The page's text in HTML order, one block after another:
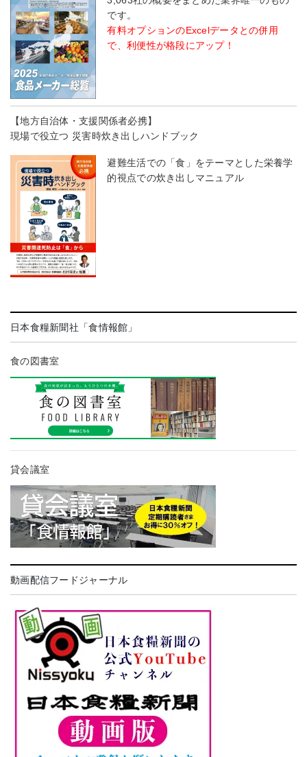
です。
有料オプションのExcelデータとの併用
で、利便性が格段にアップ！
【地方自治体・支援関係者必携】
現場で役立つ 災害時炊き出しハンドブック
避難生活での「食」をテーマとした栄養学
的視点での炊き出しマニュアル
日本食糧新聞社「食情報館」
食の図書室
貸会議室
動画配信フードジャーナル